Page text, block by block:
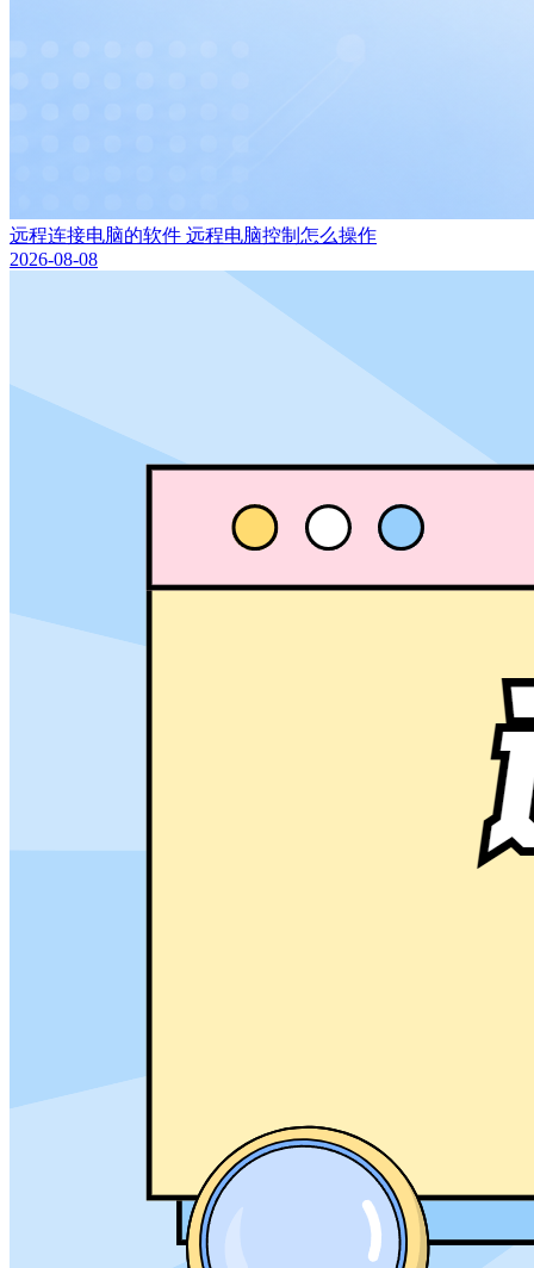
远程连接电脑的软件 远程电脑控制怎么操作
2026-08-08